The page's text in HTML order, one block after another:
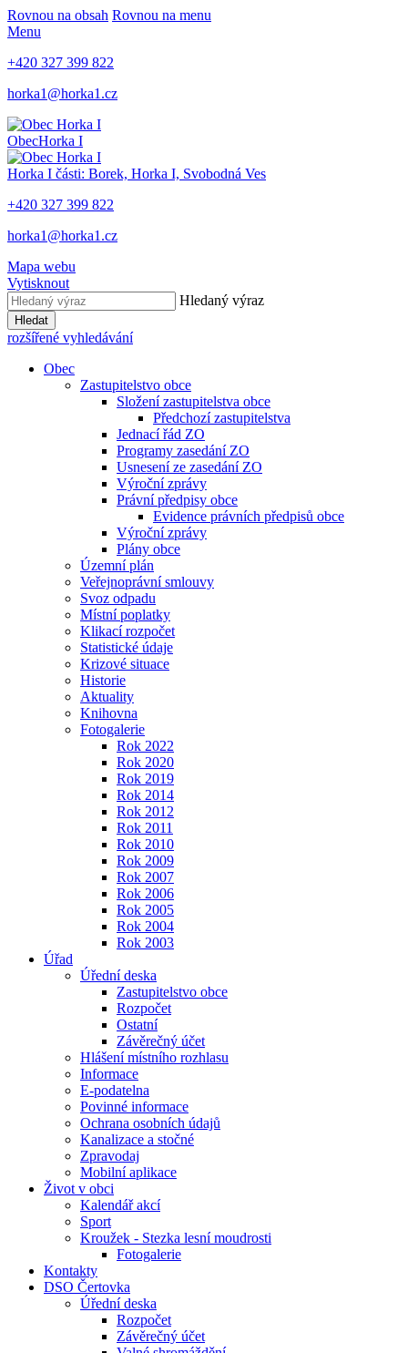
Rovnou na obsah Rovnou na menu
Menu
+420 327 399 822
horka1@horka1.cz
ObecHorka I
Horka I části: Borek, Horka I, Svobodná Ves
+420 327 399 822
horka1@horka1.cz
Mapa webu
Vytisknout
Hledaný výraz
Hledat
rozšířené vyhledávání
Obec
Zastupitelstvo obce
Složení zastupitelstva obce
Předchozí zastupitelstva
Jednací řád ZO
Programy zasedání ZO
Usnesení ze zasedání ZO
Výroční zprávy
Právní předpisy obce
Evidence právních předpisů obce
Výroční zprávy
Plány obce
Územní plán
Veřejnoprávní smlouvy
Svoz odpadu
Místní poplatky
Klikací rozpočet
Statistické údaje
Krizové situace
Historie
Aktuality
Knihovna
Fotogalerie
Rok 2022
Rok 2020
Rok 2019
Rok 2014
Rok 2012
Rok 2011
Rok 2010
Rok 2009
Rok 2007
Rok 2006
Rok 2005
Rok 2004
Rok 2003
Úřad
Úřední deska
Zastupitelstvo obce
Rozpočet
Ostatní
Závěrečný účet
Hlášení místního rozhlasu
Informace
E-podatelna
Povinné informace
Ochrana osobních údajů
Kanalizace a stočné
Zpravodaj
Mobilní aplikace
Život v obci
Kalendář akcí
Sport
Kroužek - Stezka lesní moudrosti
Fotogalerie
Kontakty
DSO Čertovka
Úřední deska
Rozpočet
Závěrečný účet